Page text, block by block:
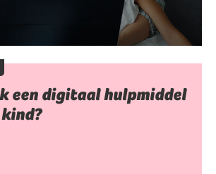
een digitaal hulpmiddel